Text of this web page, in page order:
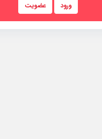
ورود عضویت